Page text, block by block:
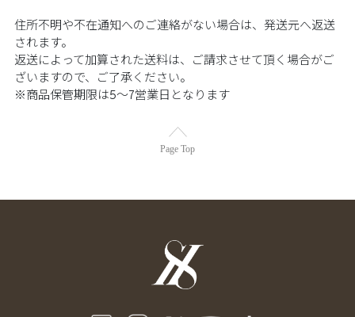
住所不明や不在通知へのご連絡がない場合は、発送元へ返送
されます。​​
返送によって加算された送料は、ご請求させて頂く場合がご
ざいますので、ご了承ください。​​
※商品保管期限は5～7営業日となります​​
Page Top